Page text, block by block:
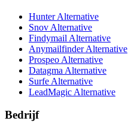
Hunter Alternative
Snov Alternative
Findymail Alternative
Anymailfinder Alternative
Prospeo Alternative
Datagma Alternative
Surfe Alternative
LeadMagic Alternative
Bedrijf